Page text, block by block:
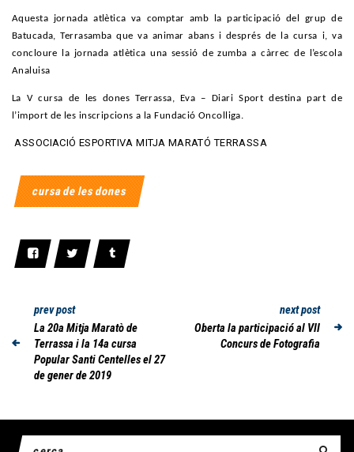
Aquesta jornada atlètica va comptar amb la participació del grup de
Batucada, Terrasamba que va animar abans i després de la cursa i, va
concloure la jornada atlètica una sessió de zumba a càrrec de l’escola
Analuisa
La V cursa de les dones Terrassa, Eva – Diari Sport destina part de
l’import de les inscripcions a la Fundació Oncolliga.
ASSOCIACIÓ ESPORTIVA MITJA MARATÓ TERRASSA
cursa de les dones
prev post
La 20a Mitja Maratò de
Terrassa i la 14a cursa
Popular Santi Centelles el 27
de gener de 2019
next post
Oberta la participació al VII
Concurs de Fotografia